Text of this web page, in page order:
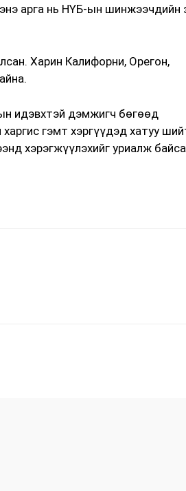
арга нь НҮБ-ын шинжээчдийн
Харин Калифорни, Орегон,
идэвхтэй дэмжигч бөгөөд
гэмт хэргүүдэд хатуу
хэрэгжүүлэхийг уриалж